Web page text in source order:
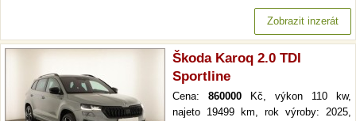
Zobrazit inzerát
Škoda Karoq 2.0 TDI
Sportline
Cena: 860000 Kč, výkon 110 kw,
najeto 19499 km, rok výroby: 2025,